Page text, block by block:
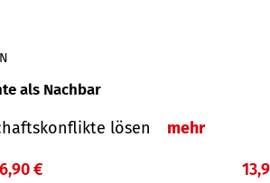
als Nachbar
lösen mehr
€